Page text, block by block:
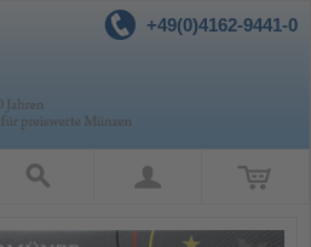
+49(0)4162-9441-0